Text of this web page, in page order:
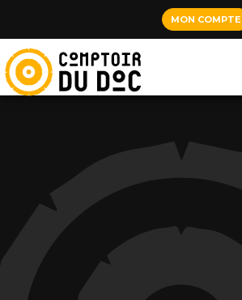
MON COMPTE
Cookies management panel